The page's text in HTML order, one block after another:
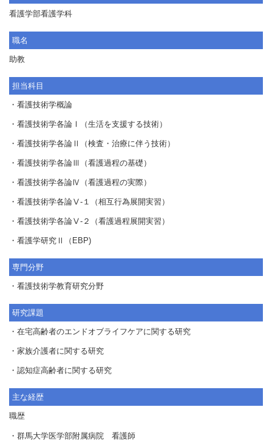
看護学部看護学科
職名
助教
担当科目
・看護技術学概論
・看護技術学各論Ⅰ（生活を支援する技術）
・看護技術学各論Ⅱ（検査・治療に伴う技術）
・看護技術学各論Ⅲ（看護過程の基礎）
・看護技術学各論Ⅳ（看護過程の実際）
・看護技術学各論Ⅴ-１（相互行為展開実習）
・看護技術学各論Ⅴ-２（看護過程展開実習）
・看護学研究Ⅱ（EBP)
専門分野
・看護技術学教育研究分野
研究課題
・在宅高齢者のエンドオブライフケアに関する研究
・家族介護者に関する研究
・認知症高齢者に関する研究
主な経歴
職歴
・群馬大学医学部附属病院 看護師